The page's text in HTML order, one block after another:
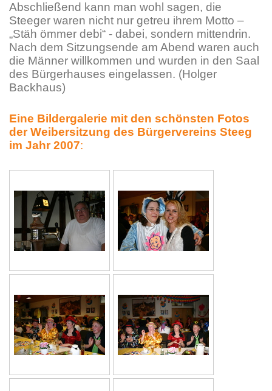
Abschließend kann man wohl sagen, die
Steeger waren nicht nur getreu ihrem Motto –
„Stäh ömmer debi“ - dabei, sondern mittendrin.
Nach dem Sitzungsende am Abend waren auch
die Männer willkommen und wurden in den Saal
des Bürgerhauses eingelassen. (Holger
Backhaus)
Eine Bildergalerie mit den schönsten Fotos
der Weibersitzung des Bürgervereins Steeg
im Jahr 2007: